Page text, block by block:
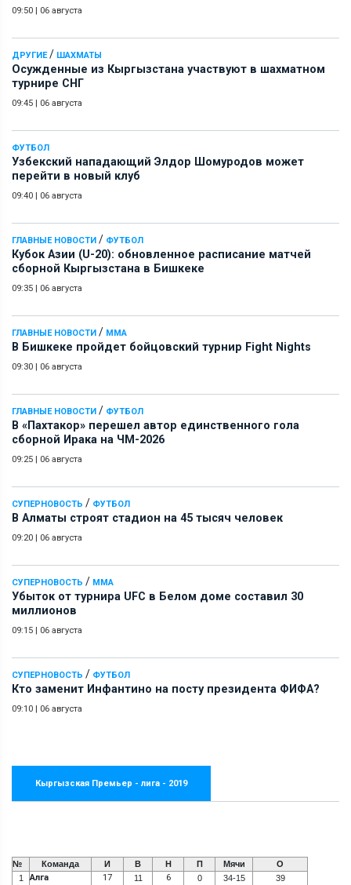
09:50 | 06 августа
ДРУГИЕ/ ШАХМАТЫ
Осужденные из Кыргызстана участвуют в шахматном
турнире СНГ
09:45 | 06 августа
ФУТБОЛ
Узбекский нападающий Элдор Шомуродов может
перейти в новый клуб
09:40 | 06 августа
ГЛАВНЫЕ НОВОСТИ / ФУТБОЛ
Кубок Азии (U-20): обновленное расписание матчей
сборной Кыргызстана в Бишкеке
09:35 | 06 августа
ГЛАВНЫЕ НОВОСТИ / ММА
В Бишкеке пройдет бойцовский турнир Fight Nights
09:30 | 06 августа
ГЛАВНЫЕ НОВОСТИ / ФУТБОЛ
В «Пахтакор» перешел автор единственного гола
сборной Ирака на ЧМ-2026
09:25 | 06 августа
СУПЕРНОВОСТЬ / ФУТБОЛ
В Алматы строят стадион на 45 тысяч человек
09:20 | 06 августа
СУПЕРНОВОСТЬ / ММА
Убыток от турнира UFC в Белом доме составил 30
миллионов
09:15 | 06 августа
СУПЕРНОВОСТЬ / ФУТБОЛ
Кто заменит Инфантино на посту президента ФИФА?
09:10 | 06 августа
Кыргызская Премьер - лига - 2019
№ Команда И В Н П Мячи
О
1
Алга 17 11 6 0 34-15 39